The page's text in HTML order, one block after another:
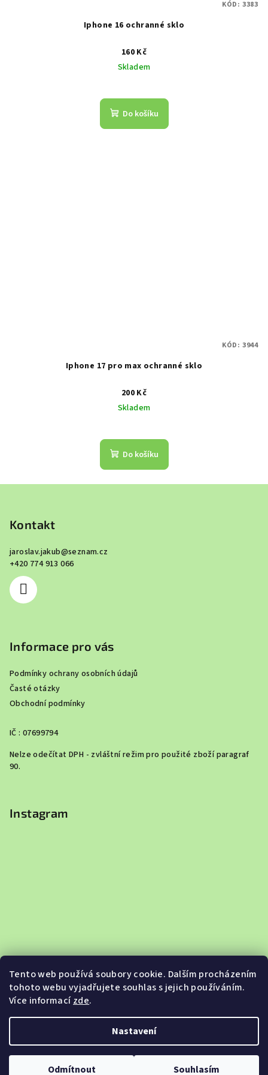
Tento web používá soubory cookie. Dalším procházením
tohoto webu vyjadřujete souhlas s jejich používáním.
Více informacízde.
Nastavení
Odmítnout Souhlasím
Iphone 16 ochranné sklo
160 Kč
Skladem
Do košíku
KÓD: 3383
Iphone 17 pro max ochranné sklo
200 Kč
Skladem
Do košíku
KÓD: 3944
Kontakt
jaroslav.jakub@seznam.cz
+420 774 913 066
Informace pro vás
Podmínky ochrany osobních údajů
Časté otázky
Obchodní podmínky
IČ : 07699794
Nelze odečítat DPH - zvláštní režim pro použité zboží paragraf
90.
Instagram
Sledovat na Instagramu
Jabkobazar.cz